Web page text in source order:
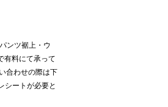
ンツ裾上・ウ
有料にて承って
合わせの際は下
シートが必要と